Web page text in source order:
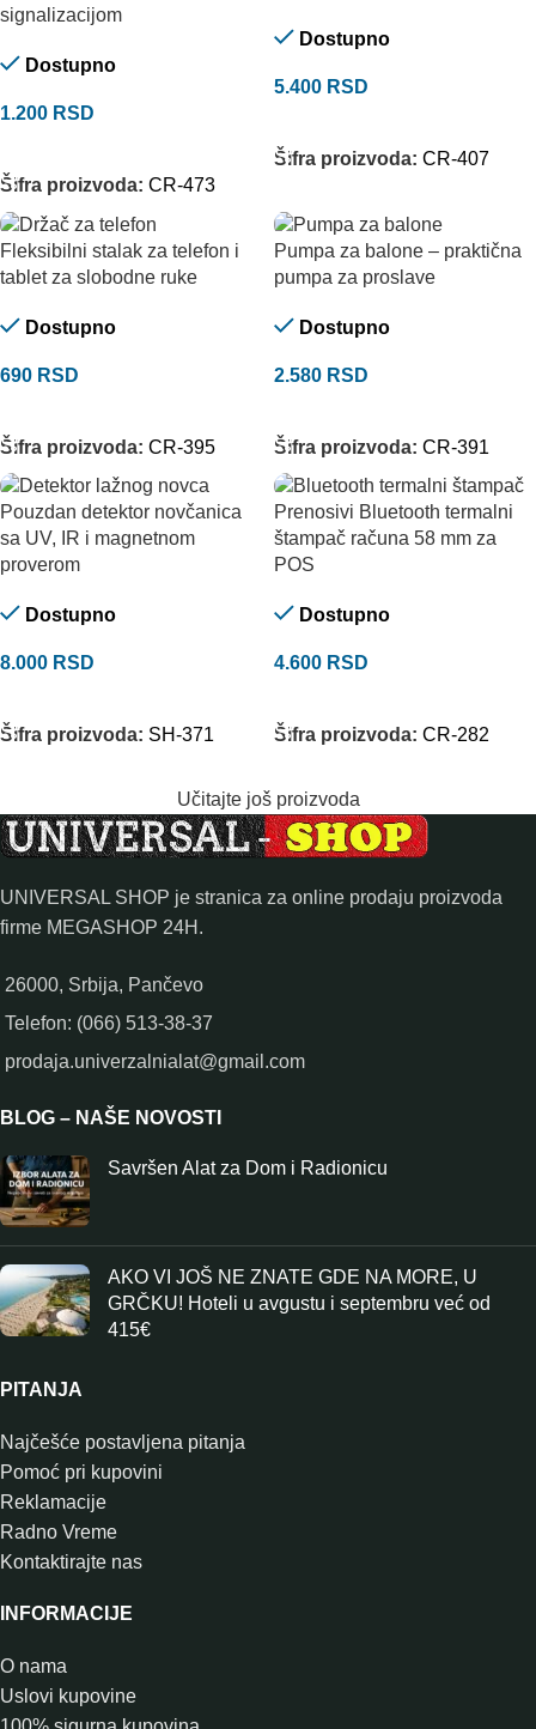
signalizacijom
Dostupno
1.200 RSD
Šifra proizvoda: CR-473
Dostupno
5.400 RSD
Šifra proizvoda: CR-407
Fleksibilni stalak za telefon i
tablet za slobodne ruke
Dostupno
690 RSD
Šifra proizvoda: CR-395
Pumpa za balone – praktična
pumpa za proslave
Dostupno
2.580 RSD
Šifra proizvoda: CR-391
Pouzdan detektor novčanica
sa UV, IR i magnetnom
proverom
Dostupno
8.000 RSD
Šifra proizvoda: SH-371
Prenosivi Bluetooth termalni
štampač računa 58 mm za
POS
Dostupno
4.600 RSD
Šifra proizvoda: CR-282
Učitajte još proizvoda
UNIVERSAL SHOP je stranica za online prodaju proizvoda
firme MEGASHOP 24H.
26000, Srbija, Pančevo
Telefon: (066) 513-38-37
prodaja.univerzalnialat@gmail.com
BLOG – NAŠE NOVOSTI
Savršen Alat za Dom i Radionicu
AKO VI JOŠ NE ZNATE GDE NA MORE, U
GRČKU! Hoteli u avgustu i septembru već od
415€
PITANJA
Najčešće postavljena pitanja
Pomoć pri kupovini
Reklamacije
Radno Vreme
Kontaktirajte nas
INFORMACIJE
O nama
Uslovi kupovine